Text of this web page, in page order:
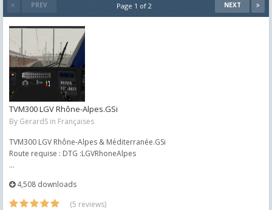
PREV NEXT
Page 1 of 2
TVM300 LGV Rhône-Alpes.GSi
By GerardS in Françaises
TVM300 LGV Rhône-Alpes & Méditerranée.GSi
Route requise : DTG :LGVRhoneAlpes
...
4,508 downloads
(5 reviews)